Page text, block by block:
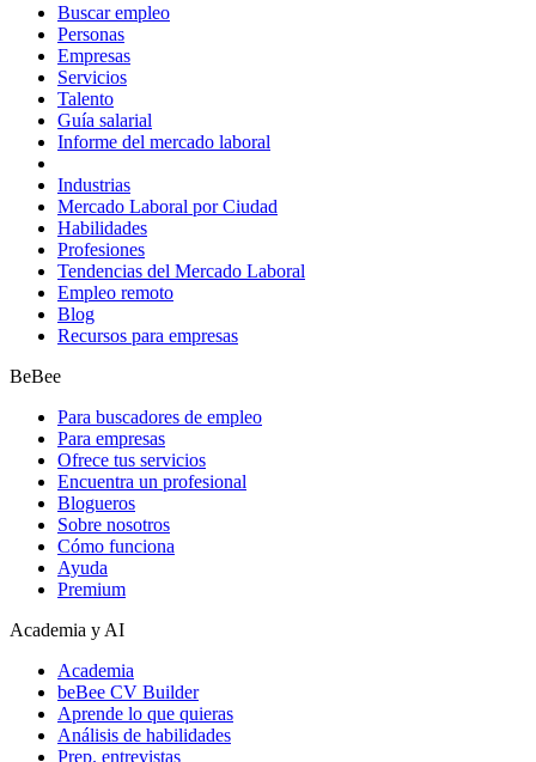
Buscar empleo
Personas
Empresas
Servicios
Talento
Guía salarial
Informe del mercado laboral
Industrias
Mercado Laboral por Ciudad
Habilidades
Profesiones
Tendencias del Mercado Laboral
Empleo remoto
Blog
Recursos para empresas
BeBee
Para buscadores de empleo
Para empresas
Ofrece tus servicios
Encuentra un profesional
Blogueros
Sobre nosotros
Cómo funciona
Ayuda
Premium
Academia y AI
Academia
beBee CV Builder
Aprende lo que quieras
Análisis de habilidades
Prep. entrevistas